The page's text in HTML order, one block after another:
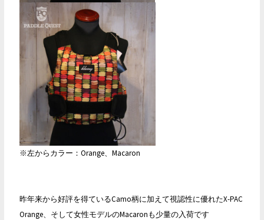
※左からカラー：Orange、Macaron
昨年来から好評を得ているCamo柄に加えて視認性に優れたX-PAC
Orange、そして女性モデルのMacaronも少量の入荷です